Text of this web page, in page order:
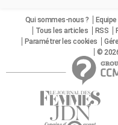
Qui sommes-nous ? Equipe
Tous les articles
RSS
Paramétrer les cookies
©